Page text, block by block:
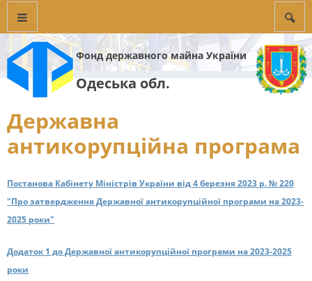
Фонд державного майна України
Одеська обл.
Державна
антикорупційна програма
Постанова Кабінету Міністрів України від 4 березня 2023 р. № 220
"Про затвердження Державної антикорупційної програми на 2023-
2025 роки"
Додаток 1 до Державної антикорупційної програми на 2023-2025
роки